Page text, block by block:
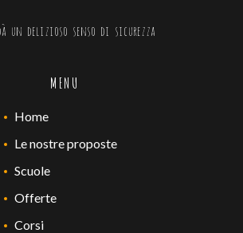
un delizioso senso di sicurezza
MENU
Home
Le nostre proposte
Scuole
Offerte
Corsi